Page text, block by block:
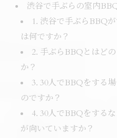
渋谷で手ぶらの室内
1. 渋谷で手ぶらBBQ
は何ですか？
2. 手ぶらBBQとはど
か？
3. 30人でBBQをする
のですか？
4. 30人でBBQをする
が向いていますか？